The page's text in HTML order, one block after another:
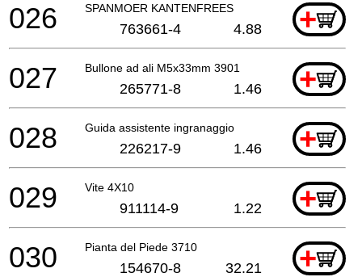
SPANMOER KANTENFREES +
026 763661-4 4.88
Bullone ad ali M5x33mm 3901 +
027 265771-8 1.46
Guida assistente ingranaggio +
028 226217-9 1.46
Vite 4X10 +
029 911114-9 1.22
Pianta del Piede 3710 +
030 154670-8 32.21